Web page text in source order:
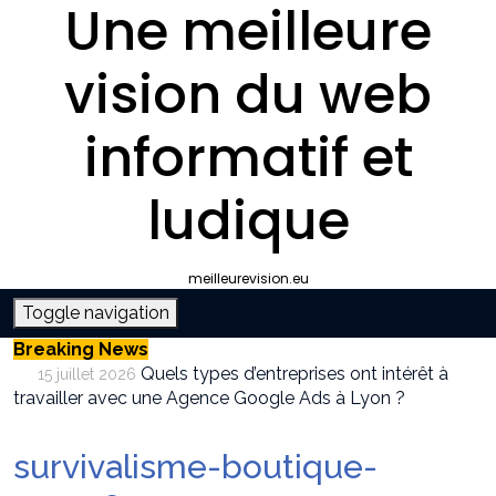
Une meilleure
vision du web
informatif et
ludique
meilleurevision.eu
Toggle navigation
Breaking News
15 juillet 2026 Quels types d’entreprises ont intérêt à
travailler avec une Agence Google Ads à Lyon ?
12 juin 2026 Survivalisme boutique : où acheter son
survivalisme-boutique-